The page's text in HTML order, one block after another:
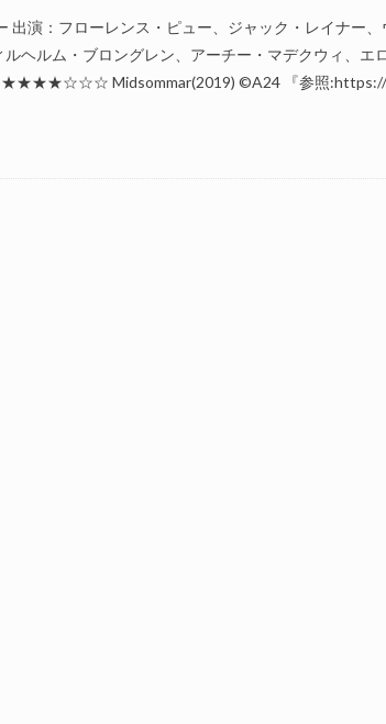
出演：フローレンス・ピュー、ジャック・レイナー
ヘルム・ブロングレン、アーチー・マデクウィ、エ
Midsommar(2019) ©A24 『参照:https://